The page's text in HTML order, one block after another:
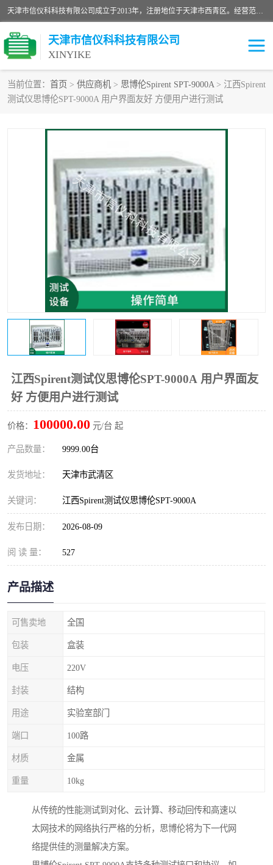
天津市信仪科科技有限公司成立于2013年，注册地位于天津市西青区。经营范围包括计算机软件、电子产品、仪器技术开发、技术转让、技术咨询、技术服务、网络工程、电子监控工程安装等；主要产品有：网络流量测试仪、Ixia XM2、XM12、XGS2、XGS12、400T、1600T、X16网络协议分析仪，Agilent N2X 等等各种型号，欢迎来电咨询。
天津市信仪科科技有限公司
XINYIKE
当前位置： 首页 > 供应商机 > 思博伦Spirent SPT-9000A > 江西Spirent
测试仪思博伦SPT-9000A 用户界面友好 方便用户进行测试
江西Spirent测试仪思博伦SPT-9000A 用户界面友
好 方便用户进行测试
价格： 100000.00 元/台 起
产品数量： 9999.00台
发货地址： 天津市武清区
关键词： 江西Spirent测试仪思博伦SPT-9000A
发布日期： 2026-08-09
阅 读 量： 527
产品描述
可售卖地 全国
包装 盒装
电压 220V
封装 结构
用途 实验室部门
端口 100路
材质 金属
重量 10kg
从传统的性能测试到对化、云计算、移动回传和高速以
太网技术的网络执行严格的分析，思博伦将为下一代网
络提供佳的测量解决方案。
思博伦Spirent C50 思博伦Spirent C1
思博伦Spirent N11U 思博伦Spirent SPT-2U
思博伦600B 思博伦SPT-2000A-HS
思博伦Spirent SPT-3U 思博伦TestCenter
发包仪IXIA XGS2 思博伦Spirent SPT-9000A